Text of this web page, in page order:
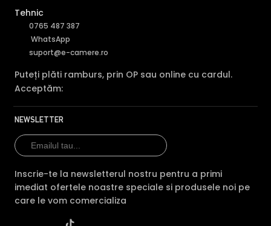
Tehnic
0765 487 387
WhatsApp
suport@e-camere.ro
Puteți plăti ramburs, prin OP sau online cu cardul.
Acceptăm:
NEWSLETTER
Inscrie-te la newsletterul nostru pentru a primi
imediat ofertele noastre speciale si produsele noi pe
care le vom comercializa